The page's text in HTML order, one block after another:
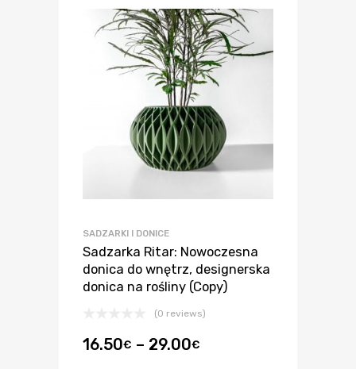
SADZARKI I DONICE
Sadzarka Ritar: Nowoczesna
donica do wnętrz, designerska
donica na rośliny (Copy)
(0 reviews)
16.50€ – 29.00€